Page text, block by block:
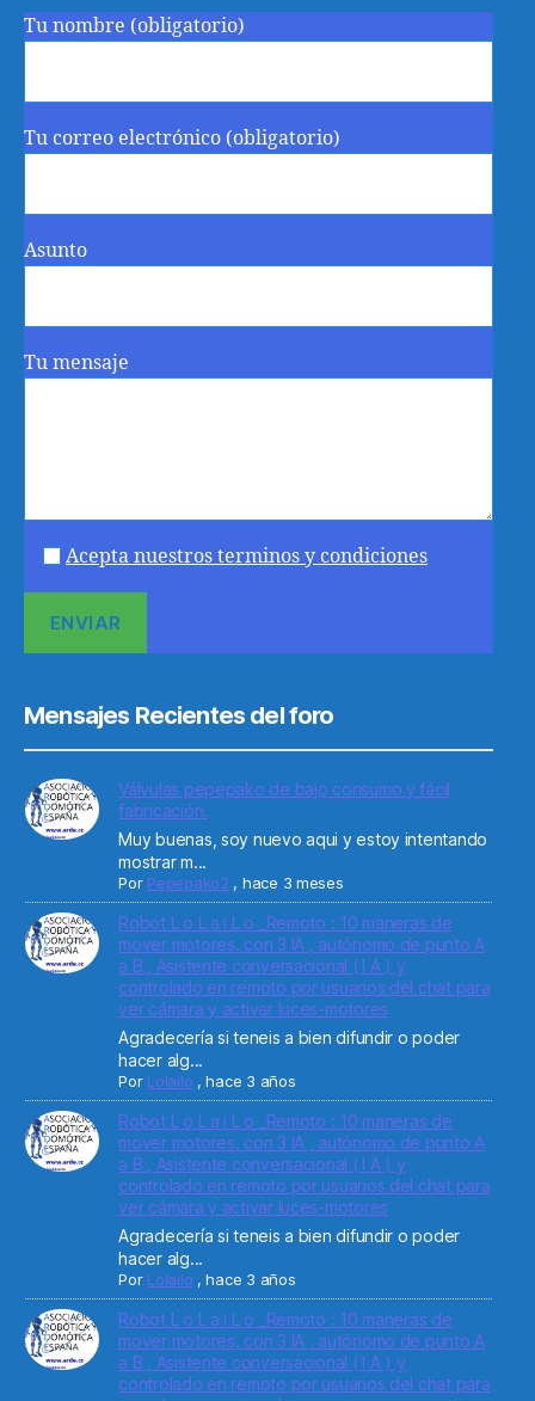
Tu nombre (obligatorio)
Tu correo electrónico (obligatorio)
Asunto
Tu mensaje
Acepta nuestros terminos y condiciones
Mensajes Recientes del foro
Válvulas pepepako de bajo consumo y fácil
fabricación.
Muy buenas, soy nuevo aqui y estoy intentando
mostrar m...
Por Pepepako2 , hace 3 meses
Robot L o L a i L o _Remoto : 10 maneras de
mover motores. con 3 IA , autónomo de punto A
a B , Asistente conversacional ( I A ) y
controlado en remoto por usuarios del chat para
ver cámara y activar luces-motores
Agradecería si teneis a bien difundir o poder
hacer alg...
Por Lolailo ,hace 3 años
Robot L o L a i L o _Remoto : 10 maneras de
mover motores. con 3 IA , autónomo de punto A
a B , Asistente conversacional ( I A ) y
controlado en remoto por usuarios del chat para
ver cámara y activar luces-motores
Agradecería si teneis a bien difundir o poder
hacer alg...
Por Lolailo ,hace 3 años
Robot L o L a i L o _Remoto : 10 maneras de
mover motores. con 3 IA , autónomo de punto A
a B , Asistente conversacional ( I A ) y
controlado en remoto por usuarios del chat para